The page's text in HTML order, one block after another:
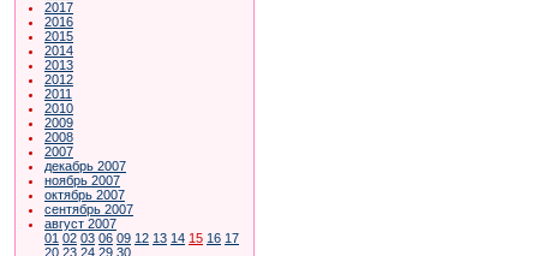
2017
2016
2015
2014
2013
2012
2011
2010
2009
2008
2007
декабрь 2007
ноябрь 2007
октябрь 2007
сентябрь 2007
август 2007
01 02 03 06 09 12 13 14 15 16 17
20 23 24 29 30